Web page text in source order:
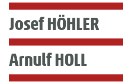
Josef HÖHLER
Arnulf HOLL